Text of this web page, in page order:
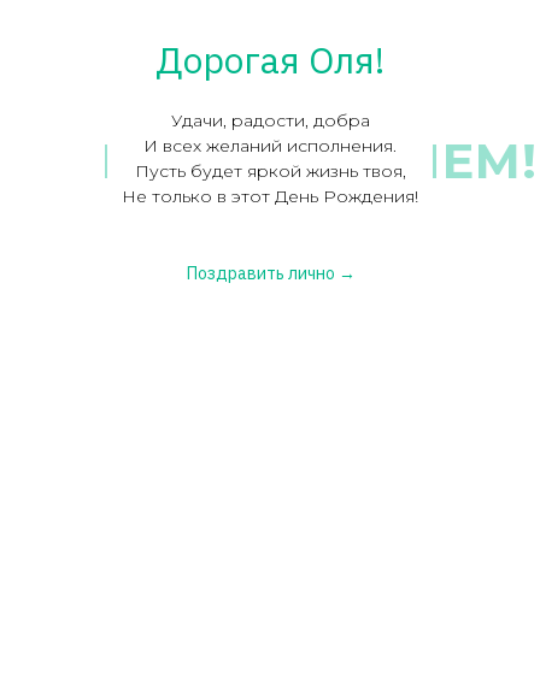
ПОЗДРАВЛЯЕМ!
Дорогая Оля!
Удачи, радости, добра
И всех желаний исполнения.
Пусть будет яркой жизнь твоя,
Не только в этот День Рождения!
Поздравить лично →